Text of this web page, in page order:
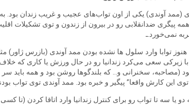
(ممد آوندی) یکی از اون تواب‌های عجیب و غریب زندان بود.
همه پیگری ضدانقلابی رو در بیرون از زندون و توی تشکیلات
نمی‌خورد.ـ
هنوز توابا وارد سلول ها نشده بودن ممد آوندی (بازرس ژاور)
زیرکی سعی می‌کرد زندانیا رو در حال ورزش یا کاری که
(مصاحبه، سخنرانی و… که بلندگوها روشن بود و همه
این کارش واقعا” پیگیر و خبره بود. ممد آوندی توی
دو یا سه تا تواب رو برای کنترل زندانیا وارد اتاقا کردن